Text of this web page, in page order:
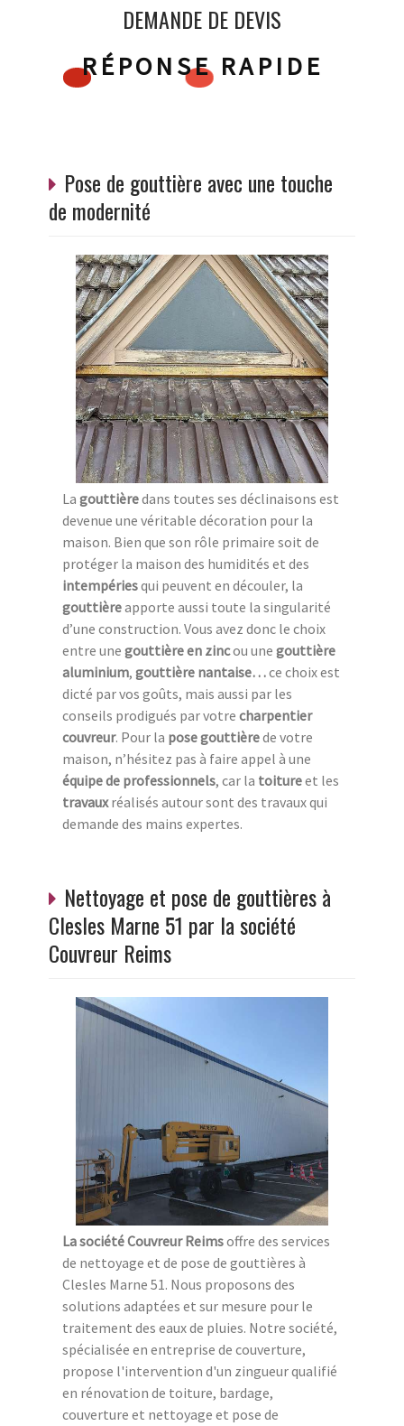
DEMANDE DE DEVIS
RÉPONSE RAPIDE
Pose de gouttière avec une touche
de modernité
La gouttièredans toutes ses déclinaisons est
devenue une véritable décoration pour la
maison. Bien que son rôle primaire soit de
protéger la maison des humidités et des
intempériesqui peuvent en découler, la
gouttièreapporte aussi toute la singularité
d’une construction. Vous avez donc le choix
entre une gouttière en zincou une gouttière
aluminium, gouttière nantaise…ce choix est
dicté par vos goûts, mais aussi par les
conseils prodigués par votre charpentier
couvreur. Pour la pose gouttièrede votre
maison, n’hésitez pas à faire appel à une
équipe de professionnels, car la toitureet les
travauxréalisés autour sont des travaux qui
demande des mains expertes.
Nettoyage et pose de gouttières à
Clesles Marne 51 par la société
Couvreur Reims
La société Couvreur Reimsoffre des services
de nettoyage et de pose de gouttières à
Clesles Marne 51. Nous proposons des
solutions adaptées et sur mesure pour le
traitement des eaux de pluies. Notre société,
spécialisée en entreprise de couverture,
propose l'intervention d'un zingueur qualifié
en rénovation de toiture, bardage,
couverture et nettoyage et pose de